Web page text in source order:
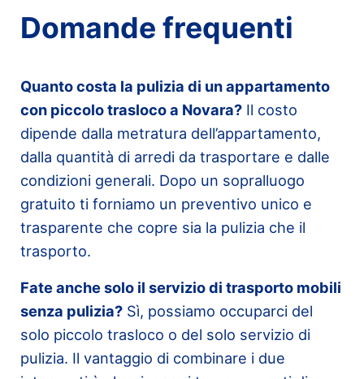
Domande frequenti
Quanto costa la pulizia di un appartamento
con piccolo trasloco a Novara? Il costo
dipende dalla metratura dell’appartamento,
dalla quantità di arredi da trasportare e dalle
condizioni generali. Dopo un sopralluogo
gratuito ti forniamo un preventivo unico e
trasparente che copre sia la pulizia che il
trasporto.
Fate anche solo il servizio di trasporto mobili
senza pulizia? Sì, possiamo occuparci del
solo piccolo trasloco o del solo servizio di
pulizia. Il vantaggio di combinare i due